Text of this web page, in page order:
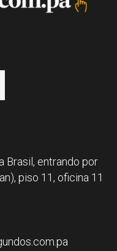
Brasil, entrando por
piso 11, oficina 11